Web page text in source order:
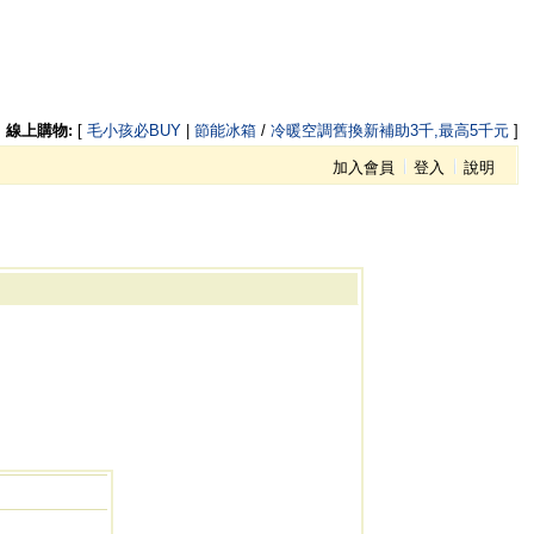
線上購物: [ 毛小孩必BUY| 節能冰箱/ 冷暖空調舊換新補助3千,最高5千元]
加入會員 登入 說明